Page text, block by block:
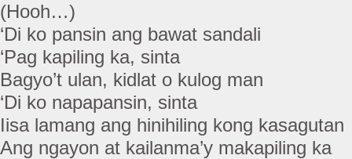
(Hooh…)
‘Di ko pansin ang bawat sandali
‘Pag kapiling ka, sinta
Bagyo’t ulan, kidlat o kulog man
‘Di ko napapansin, sinta
Iisa lamang ang hinihiling kong kasagutan
Ang ngayon at kailanma’y makapiling ka